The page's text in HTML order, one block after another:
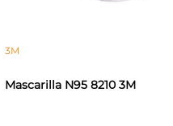
3M
Mascarilla N95 8210 3M